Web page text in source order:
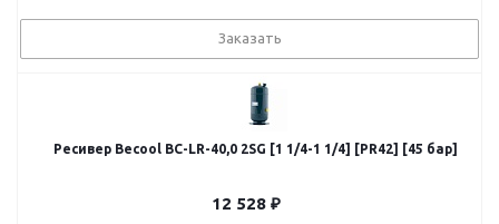
Заказать
Ресивер Becool BC-LR-40,0 2SG [1 1/4-1 1/4] [PR42] [45 бар]
12 528₽